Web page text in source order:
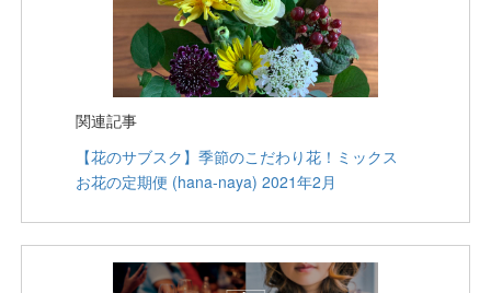
関連記事
【花のサブスク】季節のこだわり花！ミックス
お花の定期便 (hana-naya) 2021年2月